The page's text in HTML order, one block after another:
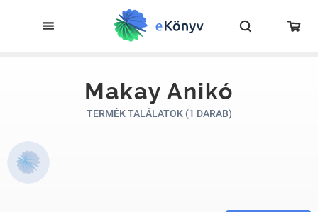
Makay Anikó
TERMÉK TALÁLATOK (1 DARAB)